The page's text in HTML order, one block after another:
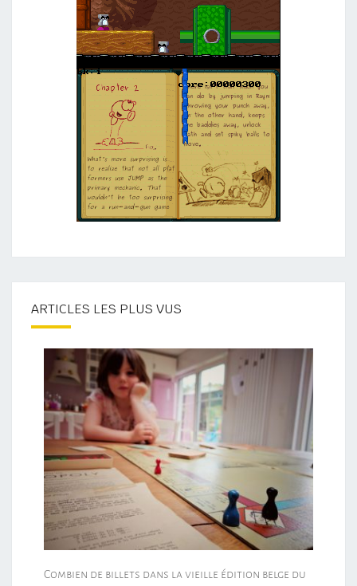
ARTICLES LES PLUS VUS
Combien de billets dans la vieille édition belge du